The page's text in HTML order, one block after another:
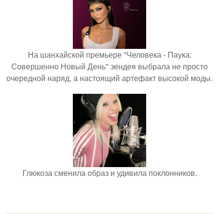
На шанхайской премьере "Человека - Паука:
Совершенно Новый День" зендея выбрала не просто
очередной наряд, а настоящий артефакт высокой моды.
Глюкоза сменила образ и удивила поклонников.